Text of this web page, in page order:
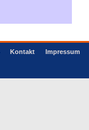
Kontakt Impressum